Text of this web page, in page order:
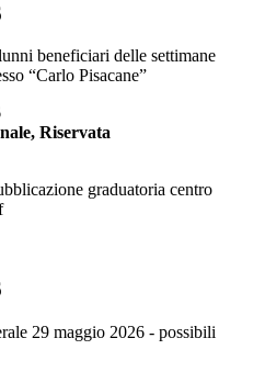
beneficiari delle settimane
“Carlo Pisacane”
Riservata
graduatoria centro
29 maggio 2026 - possibili